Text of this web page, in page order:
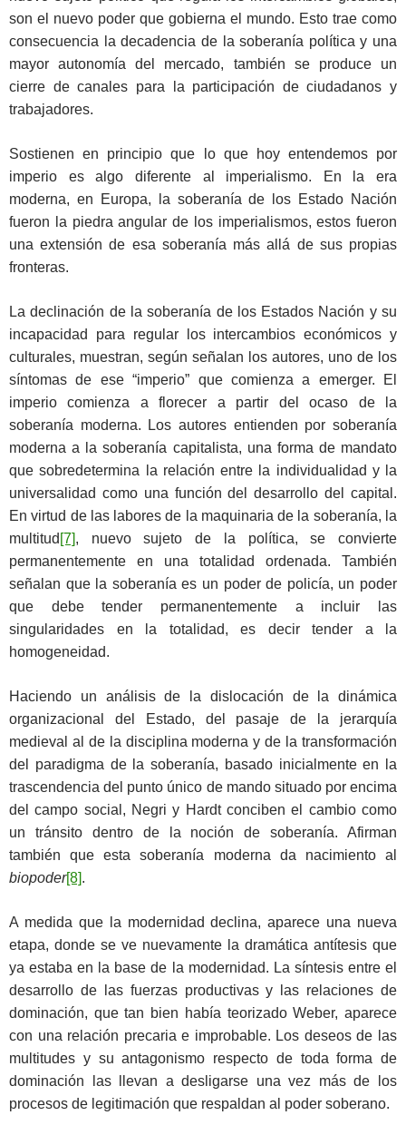
son el nuevo poder que gobierna el mundo. Esto trae como
consecuencia la decadencia de la soberanía política y una
mayor autonomía del mercado, también se produce un
cierre de canales para la participación de ciudadanos y
trabajadores.
Sostienen en principio que lo que hoy entendemos por
imperio es algo diferente al imperialismo. En la era
moderna, en Europa, la soberanía de los Estado Nación
fueron la piedra angular de los imperialismos, estos fueron
una extensión de esa soberanía más allá de sus propias
fronteras.
La declinación de la soberanía de los Estados Nación y su
incapacidad para regular los intercambios económicos y
culturales, muestran, según señalan los autores, uno de los
síntomas de ese “imperio” que comienza a emerger. El
imperio comienza a florecer a partir del ocaso de la
soberanía moderna. Los autores entienden por soberanía
moderna a la soberanía capitalista, una forma de mandato
que sobredetermina la relación entre la individualidad y la
universalidad como una función del desarrollo del capital.
En virtud de las labores de la maquinaria de la soberanía, la
multitud [7], nuevo sujeto de la política, se convierte
permanentemente en una totalidad ordenada. También
señalan que la soberanía es un poder de policía, un poder
que debe tender permanentemente a incluir las
singularidades en la totalidad, es decir tender a la
homogeneidad.
Haciendo un análisis de la dislocación de la dinámica
organizacional del Estado, del pasaje de la jerarquía
medieval al de la disciplina moderna y de la transformación
del paradigma de la soberanía, basado inicialmente en la
trascendencia del punto único de mando situado por encima
del campo social, Negri y Hardt conciben el cambio como
un tránsito dentro de la noción de soberanía. Afirman
también que esta soberanía moderna da nacimiento al
biopoder[8].
A medida que la modernidad declina, aparece una nueva
etapa, donde se ve nuevamente la dramática antítesis que
ya estaba en la base de la modernidad. La síntesis entre el
desarrollo de las fuerzas productivas y las relaciones de
dominación, que tan bien había teorizado Weber, aparece
con una relación precaria e improbable. Los deseos de las
multitudes y su antagonismo respecto de toda forma de
dominación las llevan a desligarse una vez más de los
procesos de legitimación que respaldan al poder soberano.